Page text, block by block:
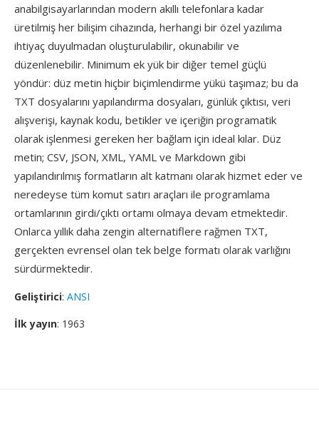
anabilgisayarlarından modern akıllı telefonlara kadar
üretilmiş her bilişim cihazında, herhangi bir özel yazılıma
ihtiyaç duyulmadan oluşturulabilir, okunabilir ve
düzenlenebilir. Minimum ek yük bir diğer temel güçlü
yöndür: düz metin hiçbir biçimlendirme yükü taşımaz; bu da
TXT dosyalarını yapılandırma dosyaları, günlük çıktısı, veri
alışverişi, kaynak kodu, betikler ve içeriğin programatik
olarak işlenmesi gereken her bağlam için ideal kılar. Düz
metin; CSV, JSON, XML, YAML ve Markdown gibi
yapılandırılmış formatların alt katmanı olarak hizmet eder ve
neredeyse tüm komut satırı araçları ile programlama
ortamlarının girdi/çıktı ortamı olmaya devam etmektedir.
Onlarca yıllık daha zengin alternatiflere rağmen TXT,
gerçekten evrensel olan tek belge formatı olarak varlığını
sürdürmektedir.
Geliştirici: ANSI
İlk yayın: 1963